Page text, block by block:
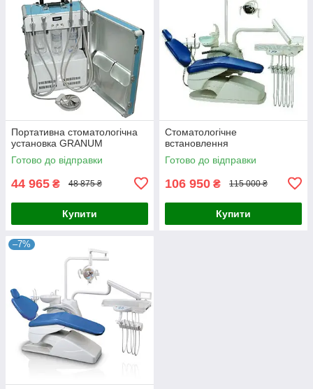
Портативна стоматологічна
установка GRANUM
Готово до відправки
44 965 ₴ 48 875 ₴
Купити
Стоматологічне
встановлення
Готово до відправки
106 950 ₴ 115 000 ₴
Купити
–7%